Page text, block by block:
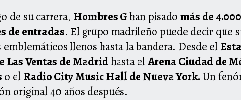
de su carrera, Hombres Ghan pisadomás de
de entradas. El grupo madrileño puede decir que
llenos hasta la bandera. Desde el
Las Ventas de Madridhasta elArena Ciudad de
o elRadio City Music Hall de Nueva York.Un
original 40 años después.